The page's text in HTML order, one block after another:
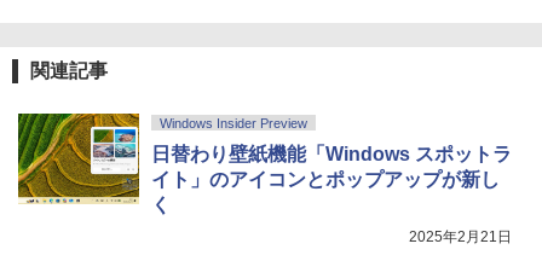
関連記事
Windows Insider Preview
日替わり壁紙機能「Windows スポットラ
イト」のアイコンとポップアップが新し
く
2025年2月21日